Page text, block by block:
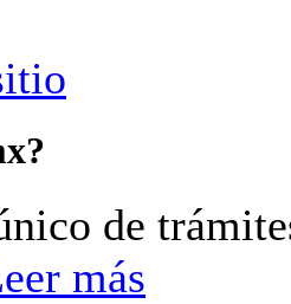
de
más